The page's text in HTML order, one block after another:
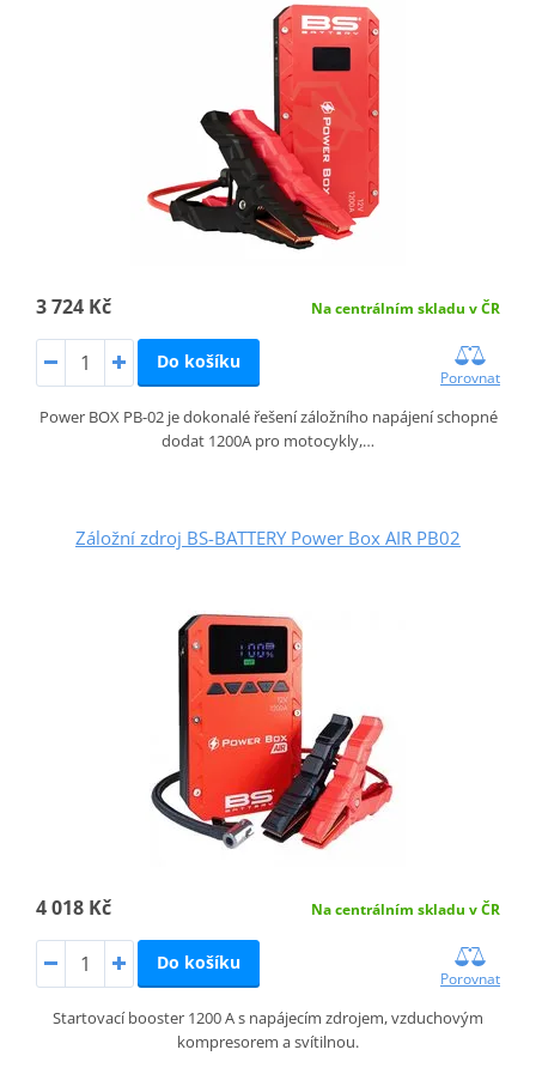
3 724 Kč Na centrálním skladu v ČR
Do košíku
Porovnat
Power BOX PB-02 je dokonalé řešení záložního napájení schopné
dodat 1200A pro motocykly,…
Záložní zdroj BS-BATTERY Power Box AIR PB02
4 018 Kč Na centrálním skladu v ČR
Do košíku
Porovnat
Startovací booster 1200 A s napájecím zdrojem, vzduchovým
kompresorem a svítilnou.